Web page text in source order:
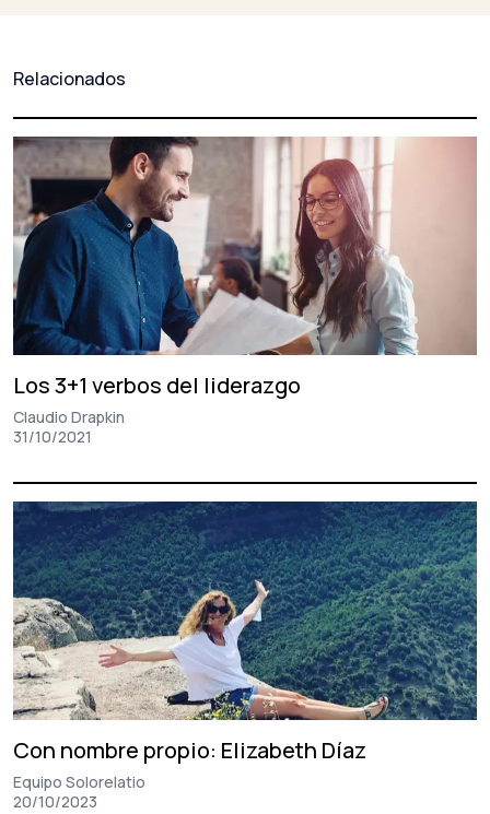
Relacionados
Los 3+1 verbos del liderazgo
Claudio Drapkin
31/10/2021
Con nombre propio: Elizabeth Díaz
Equipo Solorelatio
20/10/2023